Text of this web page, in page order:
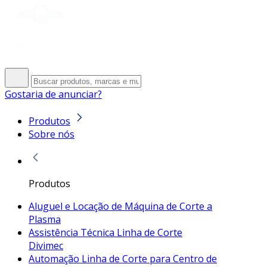
Gostaria de anunciar?
Produtos
Sobre nós
Produtos
Aluguel e Locação de Máquina de Corte a
Plasma
Assistência Técnica Linha de Corte
Divimec
Automação Linha de Corte para Centro de